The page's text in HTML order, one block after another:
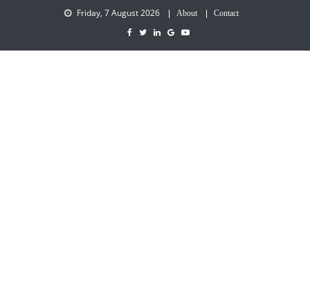
Friday, 7 August 2026 About Contact